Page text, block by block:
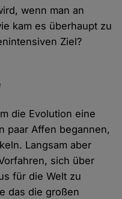
wenn man an
kam es überhaupt zu
Ziel?
die Evolution eine
paar Affen begannen,
Langsam aber
sich über
für die Welt zu
das die großen